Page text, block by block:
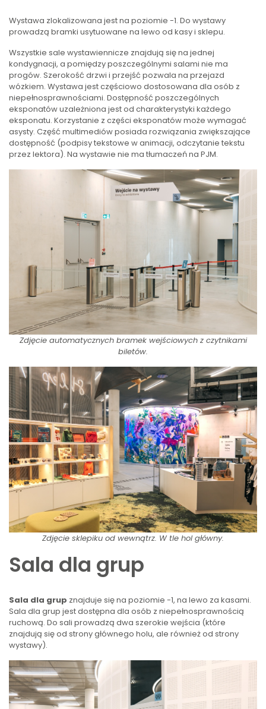
Wystawa zlokalizowana jest na poziomie -1. Do wystawy
prowadzą bramki usytuowane na lewo od kasy i sklepu.
Wszystkie sale wystawiennicze znajdują się na jednej
kondygnacji, a pomiędzy poszczególnymi salami nie ma
progów. Szerokość drzwi i przejść pozwala na przejazd
wózkiem. Wystawa jest częściowo dostosowana dla osób z
niepełnosprawnościami. Dostępność poszczególnych
eksponatów uzależniona jest od charakterystyki każdego
eksponatu. Korzystanie z części eksponatów może wymagać
asysty. Część multimediów posiada rozwiązania zwiększające
dostępność (podpisy tekstowe w animacji, odczytanie tekstu
przez lektora). Na wystawie nie ma tłumaczeń na PJM.
Zdjęcie automatycznych bramek wejściowych z czytnikami
biletów.
Zdjęcie sklepiku od wewnątrz. W tle hol główny.
Sala dla grup
Sala dla grup znajduje się na poziomie -1, na lewo za kasami.
Sala dla grup jest dostępna dla osób z niepełnosprawnością
ruchową. Do sali prowadzą dwa szerokie wejścia (które
znajdują się od strony głównego holu, ale również od strony
wystawy).